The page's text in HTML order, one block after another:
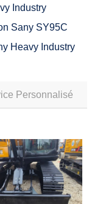
Industry
Sany SY95C
Heavy Industry
Personnalisé